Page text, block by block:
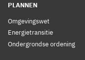
PLANNEN
Omgevingswet
Energietransitie
Ondergrondse ordening